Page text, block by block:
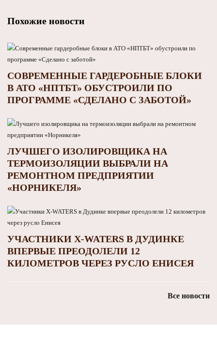
Похожие новости
СОВРЕМЕННЫЕ ГАРДЕРОБНЫЕ БЛОКИ
В АТО «НПТБТ» ОБУСТРОИЛИ ПО
ПРОГРАММЕ «СДЕЛАНО С ЗАБОТОЙ»
ЛУЧШЕГО ИЗОЛИРОВЩИКА НА
ТЕРМОИЗОЛЯЦИИ ВЫБРАЛИ НА
РЕМОНТНОМ ПРЕДПРИЯТИИ
«НОРНИКЕЛЯ»
УЧАСТНИКИ X-WATERS В ДУДИНКЕ
ВПЕРВЫЕ ПРЕОДОЛЕЛИ 12
КИЛОМЕТРОВ ЧЕРЕЗ РУСЛО ЕНИСЕЯ
Все новости